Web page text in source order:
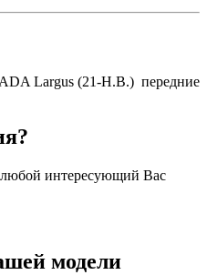
Largus (21-Н.В.) передние
интересующий Вас
модели